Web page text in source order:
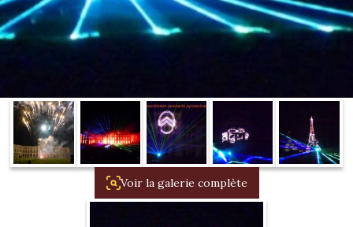
Présentation 11
1934/1941
Evolution 11 –
1945/1952
Evolution 11 –
Voir la galerie complète